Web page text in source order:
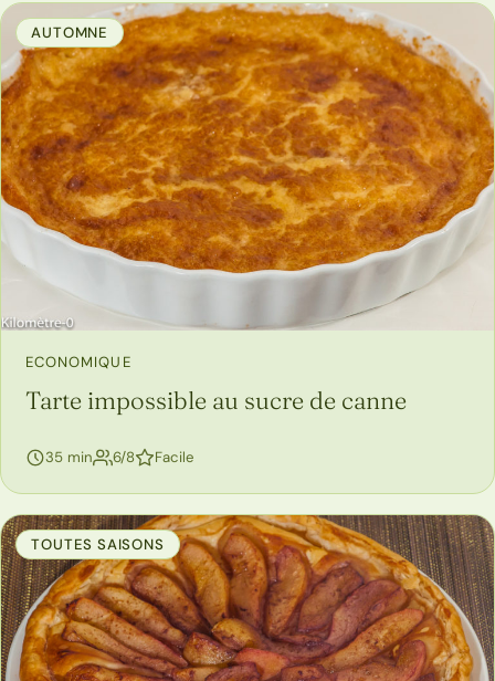
AUTOMNE
ECONOMIQUE
Tarte impossible au sucre de canne
35 min 6/8personnes
Facile
TOUTES SAISONS